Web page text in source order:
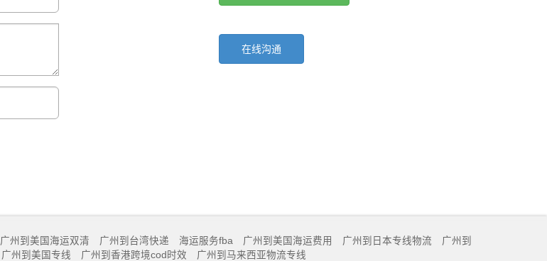
在线沟通
广州到美国海运双清 广州到台湾快递 海运服务fba 广州到美国海运费用 广州到日本专线物流
广州到
广州到美国专线 广州到香港跨境cod时效 广州到马来西亚物流专线